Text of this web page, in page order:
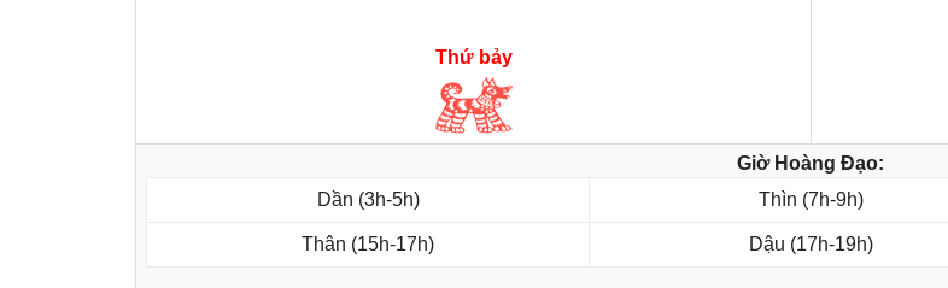
Thứ bảy
Giờ Hoàng Đạo:
Dần (3h-5h)
Thìn (7h-9h)
Thân (15h-17h) Dậu (17h-19h)